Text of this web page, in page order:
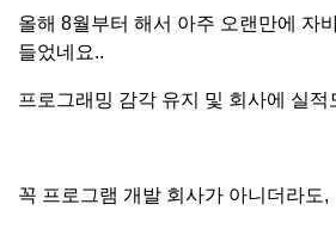
올해 8월부터 해서 아주 오랜만에 자
들었네요..
프로그래밍 감각 유지 및 회사에 실적
꼭 프로그램 개발 회사가 아니더라도,